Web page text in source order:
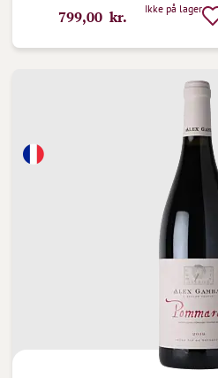
799,00 kr. Ikke på lager